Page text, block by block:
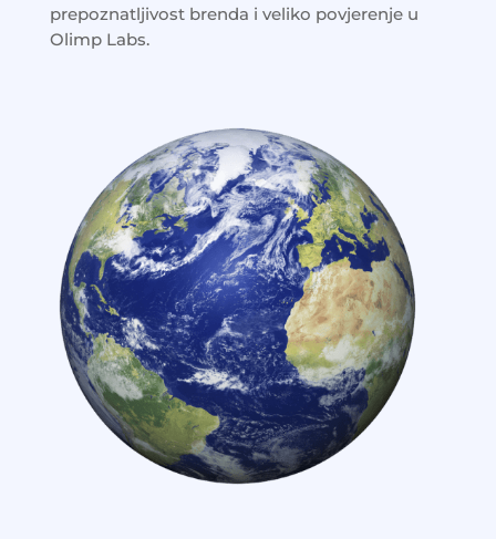
prepoznatljivost brenda i veliko povjerenje u
Olimp Labs.